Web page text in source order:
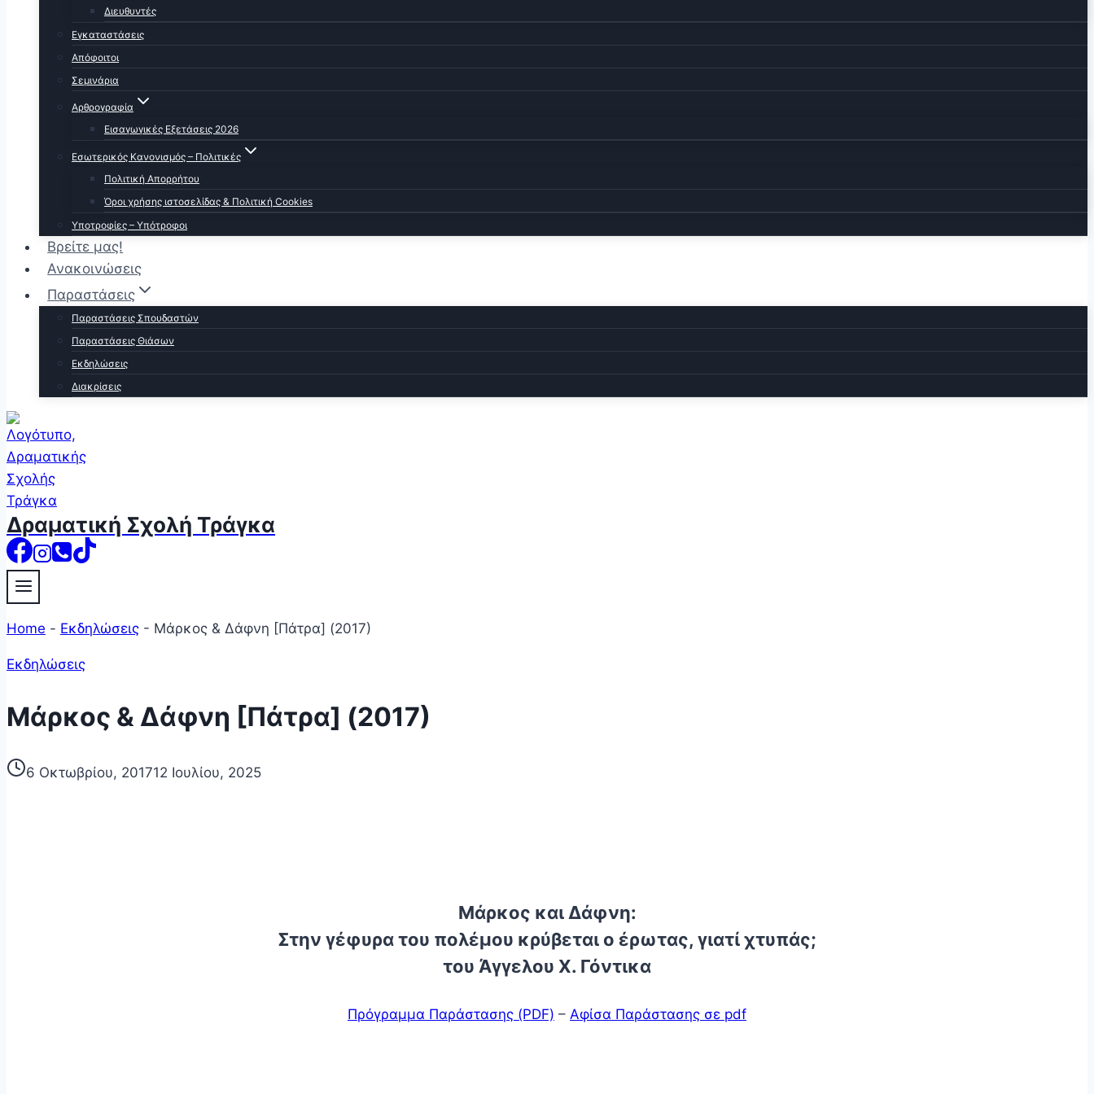
Διευθυντές
Εγκαταστάσεις
Απόφοιτοι
Σεμινάρια
Αρθρογραφία
Εισαγωγικές Εξετάσεις 2026
Εσωτερικός Κανονισμός – Πολιτικές
Πολιτική Απορρήτου
Όροι χρήσης ιστοσελίδας & Πολιτική Cookies
Υποτροφίες – Υπότροφοι
Βρείτε μας!
Ανακοινώσεις
Παραστάσεις
Παραστάσεις Σπουδαστών
Παραστάσεις Θιάσων
Εκδηλώσεις
Διακρίσεις
Δραματική Σχολή Τράγκα
Home - Εκδηλώσεις - Μάρκος & Δάφνη [Πάτρα] (2017)
Εκδηλώσεις
Μάρκος & Δάφνη [Πάτρα] (2017)
6 Οκτωβρίου, 201712 Ιουλίου, 2025
Μάρκος και Δάφνη:
Στην γέφυρα του πολέμου κρύβεται ο έρωτας, γιατί χτυπάς;
του Άγγελου Χ. Γόντικα
Πρόγραμμα Παράστασης (PDF) – Αφίσα Παράστασης σε pdf